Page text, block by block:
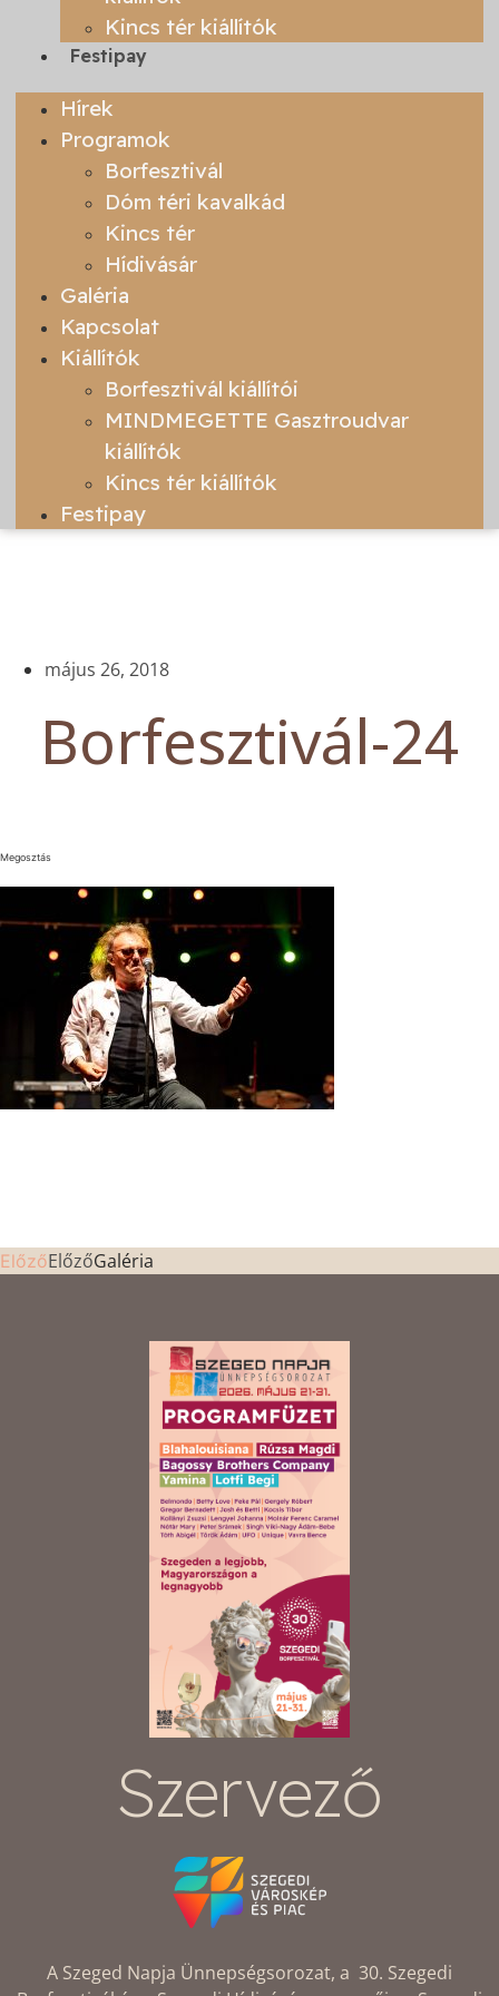
Kincs tér kiállítók
Festipay
Hírek
Programok
Borfesztivál
Dóm téri kavalkád
Kincs tér
Hídivásár
Galéria
Kapcsolat
Kiállítók
Borfesztivál kiállítói
MINDMEGETTE Gasztroudvar
kiállítók
Kincs tér kiállítók
Festipay
május 26, 2018
Borfesztivál-24
Megosztás
ElőzőElőzőGaléria
Szervező
A Szeged Napja Ünnepségsorozat, a 30. Szegedi